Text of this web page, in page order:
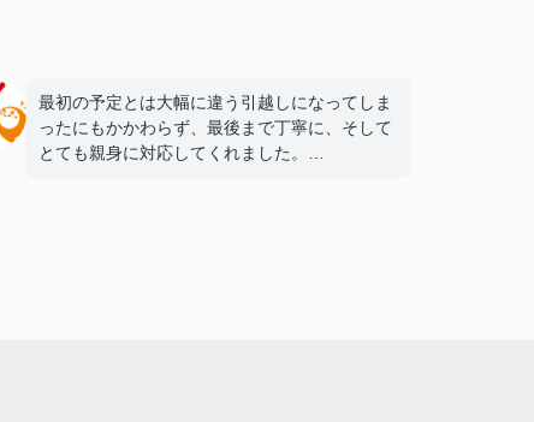
最初の予定とは大幅に違う引越しになってしま
ったにもかかわらず、最後まで丁寧に、そして
とても親身に対応してくれました。